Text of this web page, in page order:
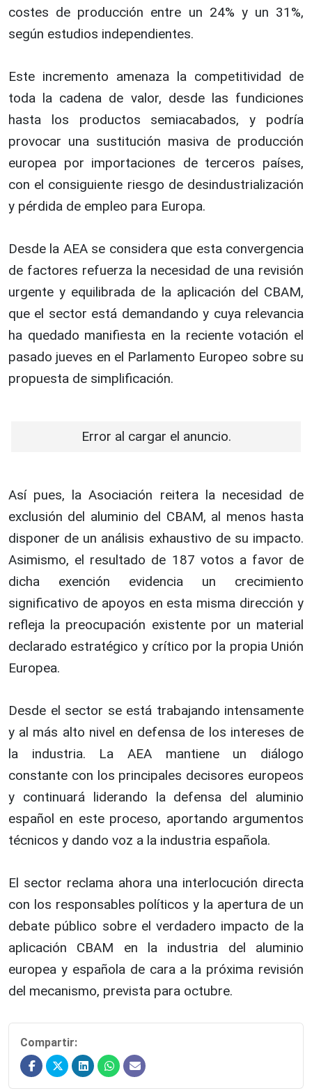
costes de producción entre un 24% y un 31%,
según estudios independientes.
Este incremento amenaza la competitividad de
toda la cadena de valor, desde las fundiciones
hasta los productos semiacabados, y podría
provocar una sustitución masiva de producción
europea por importaciones de terceros países,
con el consiguiente riesgo de desindustrialización
y pérdida de empleo para Europa.
Desde la AEA se considera que esta convergencia
de factores refuerza la necesidad de una revisión
urgente y equilibrada de la aplicación del CBAM,
que el sector está demandando y cuya relevancia
ha quedado manifiesta en la reciente votación el
pasado jueves en el Parlamento Europeo sobre su
propuesta de simplificación.
Error al cargar el anuncio.
Así pues, la Asociación reitera la necesidad de
exclusión del aluminio del CBAM, al menos hasta
disponer de un análisis exhaustivo de su impacto.
Asimismo, el resultado de 187 votos a favor de
dicha exención evidencia un crecimiento
significativo de apoyos en esta misma dirección y
refleja la preocupación existente por un material
declarado estratégico y crítico por la propia Unión
Europea.
Desde el sector se está trabajando intensamente
y al más alto nivel en defensa de los intereses de
la industria. La AEA mantiene un diálogo
constante con los principales decisores europeos
y continuará liderando la defensa del aluminio
español en este proceso, aportando argumentos
técnicos y dando voz a la industria española.
El sector reclama ahora una interlocución directa
con los responsables políticos y la apertura de un
debate público sobre el verdadero impacto de la
aplicación CBAM en la industria del aluminio
europea y española de cara a la próxima revisión
del mecanismo, prevista para octubre.
Compartir: